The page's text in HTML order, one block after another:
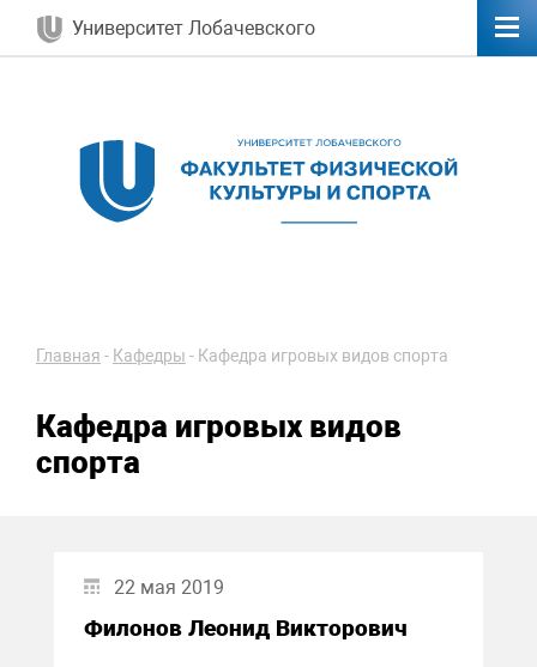
Университет Лобачевского
Главная - Кафедры - Кафедра игровых видов спорта
Кафедра игровых видов
спорта
22 мая 2019
Филонов Леонид Викторович